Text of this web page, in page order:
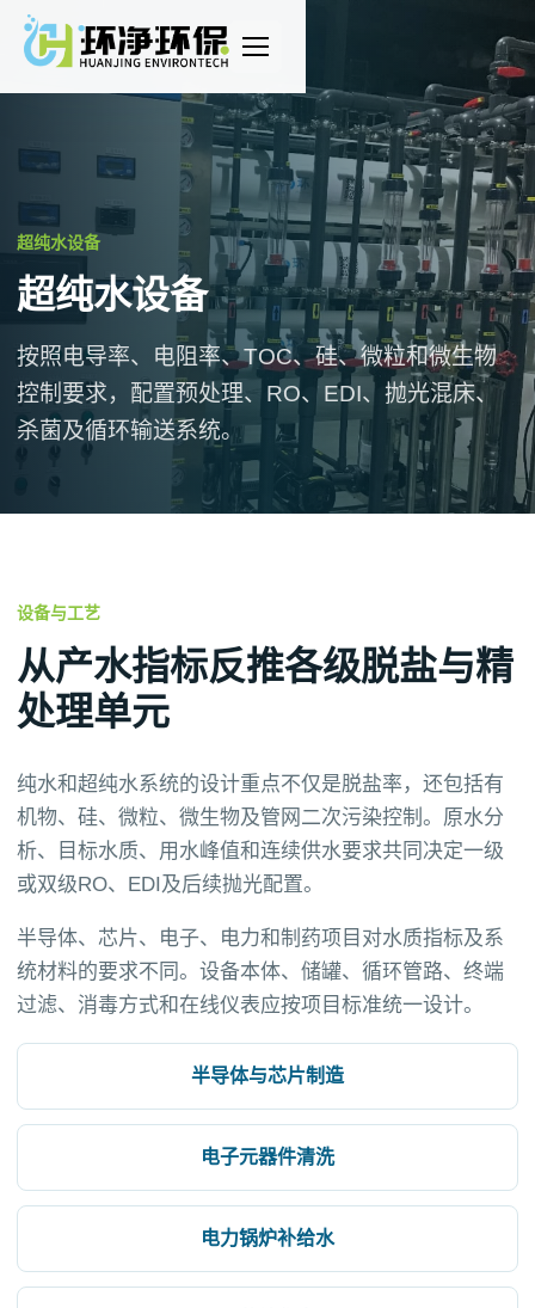
开
导
航
超纯水设备
超纯水设备
按照电导率、电阻率、TOC、硅、微粒和微生物
控制要求，配置预处理、RO、EDI、抛光混床、
杀菌及循环输送系统。
设备与工艺
从产水指标反推各级脱盐与精
处理单元
纯水和超纯水系统的设计重点不仅是脱盐率，还包括有
机物、硅、微粒、微生物及管网二次污染控制。原水分
析、目标水质、用水峰值和连续供水要求共同决定一级
或双级RO、EDI及后续抛光配置。
半导体、芯片、电子、电力和制药项目对水质指标及系
统材料的要求不同。设备本体、储罐、循环管路、终端
过滤、消毒方式和在线仪表应按项目标准统一设计。
半导体与芯片制造
电子元器件清洗
电力锅炉补给水